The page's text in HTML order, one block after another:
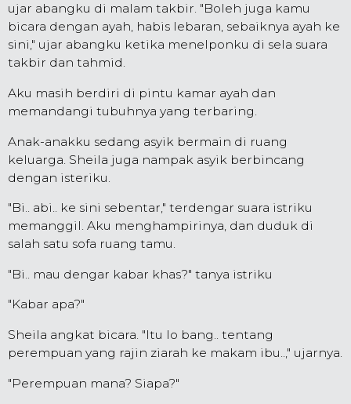
ujar abangku di malam takbir. "Boleh juga kamu
bicara dengan ayah, habis lebaran, sebaiknya ayah ke
sini," ujar abangku ketika menelponku di sela suara
takbir dan tahmid.
Aku masih berdiri di pintu kamar ayah dan
memandangi tubuhnya yang terbaring.
Anak-anakku sedang asyik bermain di ruang
keluarga. Sheila juga nampak asyik berbincang
dengan isteriku.
"Bi.. abi.. ke sini sebentar," terdengar suara istriku
memanggil. Aku menghampirinya, dan duduk di
salah satu sofa ruang tamu.
"Bi.. mau dengar kabar khas?" tanya istriku
"Kabar apa?"
Sheila angkat bicara. "Itu lo bang.. tentang
perempuan yang rajin ziarah ke makam ibu..," ujarnya.
"Perempuan mana? Siapa?"